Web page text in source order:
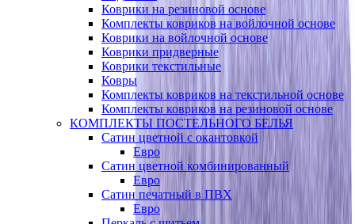
Коврики на резиновой основе
Комплекты ковриков на войлочной основе
Коврики на войлочной основе
Коврики придверные
Коврики текстильные
Ковры
Комплекты ковриков на текстильной основе
Комплекты ковриков на резиновой основе
КОМПЛЕКТЫ ПОСТЕЛЬНОГО БЕЛЬЯ
Сатин цветной с окантовкой
Евро
Сатин цветной комбинированный
Евро
Сатин печатный в ПВХ
Евро